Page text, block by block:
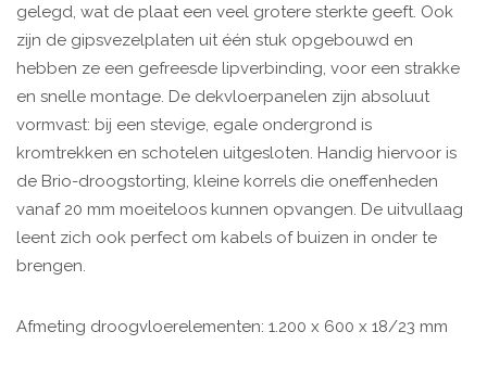
gelegd, wat de plaat een veel grotere sterkte geeft. Ook
zijn de gipsvezelplaten uit één stuk opgebouwd en
hebben ze een gefreesde lipverbinding, voor een strakke
en snelle montage. De dekvloerpanelen zijn absoluut
vormvast: bij een stevige, egale ondergrond is
kromtrekken en schotelen uitgesloten. Handig hiervoor is
de Brio-droogstorting, kleine korrels die oneffenheden
vanaf 20 mm moeiteloos kunnen opvangen. De uitvullaag
leent zich ook perfect om kabels of buizen in onder te
brengen.
Afmeting droogvloerelementen: 1.200 x 600 x 18/23 mm